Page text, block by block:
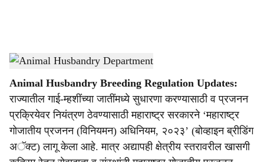
a
r
e
Animal Husbandry Department- Agrowon
Animal Husbandry Breeding Regulation Updates:
राज्यातील गाई-म्हशींच्या जातींमध्ये सुधारणा करण्यासाठी व प्रजनन
प्रक्रियेवर नियंत्रण ठेवण्यासाठी महाराष्ट्र सरकारने ‘महाराष्ट्र
गोजातीय प्रजनन (विनियमन) अधिनियम, २०२३’ (बोव्हाइन ब्रीडिंग
अॅक्ट) लागू केला आहे. मात्र अद्यापही क्षेत्रीय स्तरावरील खासगी